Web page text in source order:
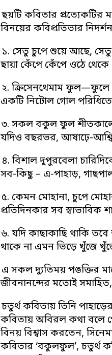
ছয়টি কবিতার প্রত্যেকটির
বিনয়ের কবিপ্রতিভার
১. সেতু চুপে শুয়ে আছে,
ছায়া কেঁপে কেঁপে ওঠে
২. ক্রিসেনথেমাম
একটি নিটোল গোল
৩. সকল বকুল ফুল
যদিও বছরভর, আষাঢ়ে-
৪. বিশাল দুপুরবেলা
সব-কিছু – এ-পাহাড়,
৫. কেমন মোহানা, চুপে
প্রতিদিনকার সব স্বাভাবিক
৬. যদি কাছাকাছি থাকি
থাকে না এমন ভিড়ে খুঁজে
এ সকল দ্যুতিময় পঙক্তির
জীবনানন্দের মতোই
চতুর্থ কবিতায় তিনি
কবিতায় অবিরল কথা বলে
বিনয় বিশ্বাস করতেন,
কবিতার ‘বকুলফুল’, চতুর্থ